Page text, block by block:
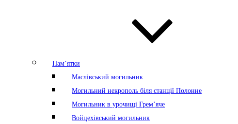
Пам’ятки
Маслівський могильник
Могильний некрополь біля станції Полонне
Могильник в урочищі Грем’яче
Войцехівський могильник